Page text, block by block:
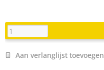
Aan verlanglijst toevoegen